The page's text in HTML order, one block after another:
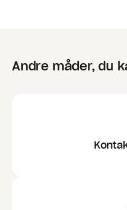
Andre måder, du